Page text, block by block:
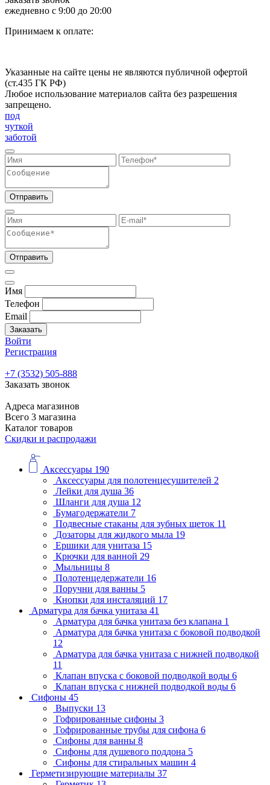
ежедневно с 9:00 до 20:00
Принимаем к оплате:
Указанные на сайте цены не являются публичной офертой
(ст.435 ГК РФ)
Любое использование материалов сайта без разрешения
запрещено.
под
чуткой
заботой
Отправить
Отправить
Имя
Телефон
Email
Заказать
Войти
Регистрация
+7 (3532) 505-888
Заказать звонок
Адреса магазинов
Всего 3 магазина
Каталог товаров
Скидки и распродажи
Аксессуары 190
Аксессуары для полотенцесушителей 2
Лейки для душа 36
Шланги для душа 12
Бумагодержатели 7
Подвесные стаканы для зубных щеток 11
Дозаторы для жидкого мыла 19
Ершики для унитаза 15
Крючки для ванной 29
Мыльницы 8
Полотенцедержатели 16
Поручни для ванны 5
Кнопки для инсталяций 17
Арматура для бачка унитаза 41
Арматура для бачка унитаза без клапана 1
Арматура для бачка унитаза с боковой подводкой
12
Арматура для бачка унитаза с нижней подводкой
11
Клапан впуска с боковой подводкой воды 6
Клапан впуска с нижней подводкой воды 6
Сифоны 45
Выпуски 13
Гофрированные сифоны 3
Гофрированные трубы для сифона 6
Сифоны для ванны 8
Сифоны для душевого поддона 5
Сифоны для стиральных машин 4
Герметизирующие материалы 37